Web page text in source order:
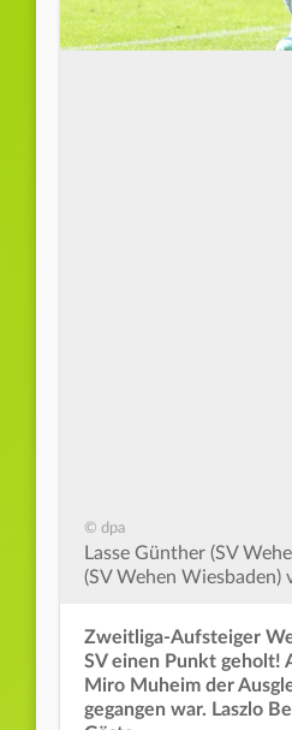
© dpa
Lasse Günther (SV
(SV Wehen Wiesbaden)
Zweitliga-Aufsteiger
SV einen Punkt geholt!
Miro Muheim der
gegangen war. Laszlo